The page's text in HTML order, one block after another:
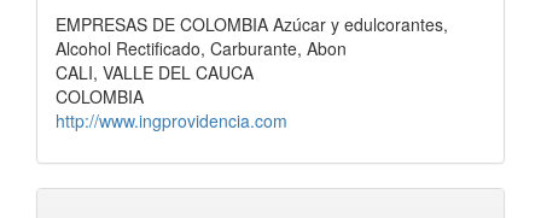
EMPRESAS DE COLOMBIA Azúcar y edulcorantes,
Alcohol Rectificado, Carburante, Abon
CALI, VALLE DEL CAUCA
COLOMBIA
http://www.ingprovidencia.com